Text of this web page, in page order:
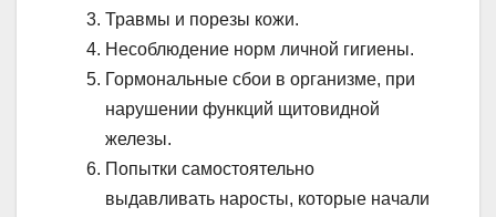
Травмы и порезы кожи.
Несоблюдение норм личной гигиены.
Гормональные сбои в организме, при
нарушении функций щитовидной
железы.
Попытки самостоятельно
выдавливать наросты, которые начали